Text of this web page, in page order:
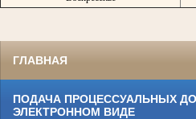
ГЛАВНАЯ
ПОДАЧА ПРОЦЕССУАЛЬНЫХ
ЭЛЕКТРОННОМ ВИДЕ